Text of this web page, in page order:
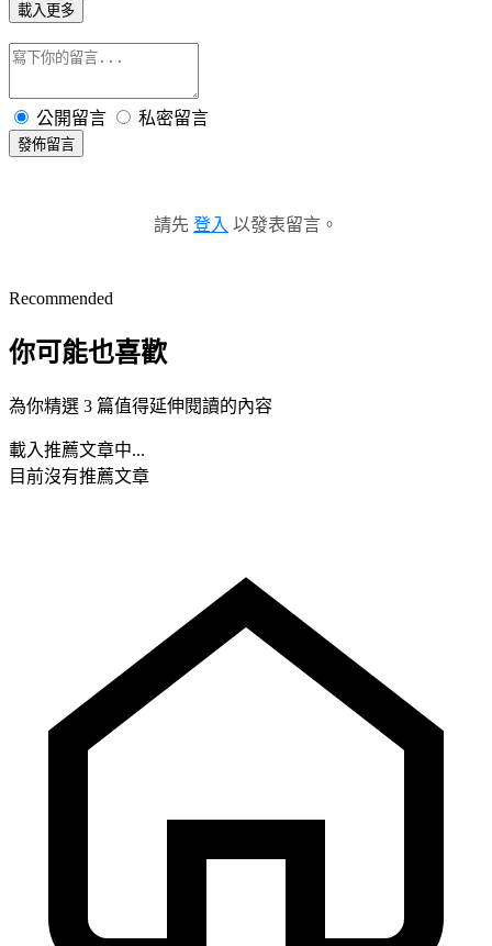
載入更多
公開留言 私密留言
發佈留言
請先 登入 以發表留言。
Recommended
你可能也喜歡
為你精選 3 篇值得延伸閱讀的內容
載入推薦文章中...
目前沒有推薦文章